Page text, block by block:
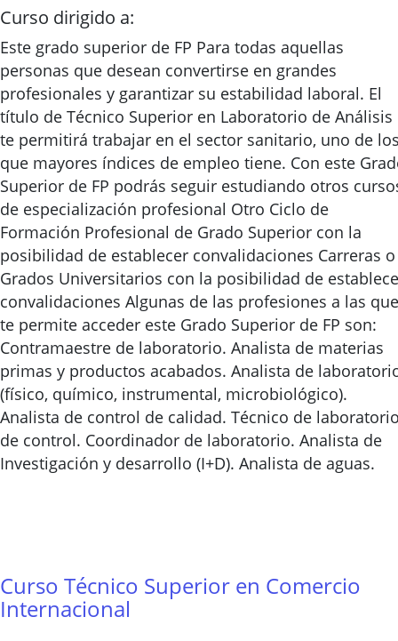
Curso dirigido a:
Este grado superior de FP Para todas aquellas
personas que desean convertirse en grandes
profesionales y garantizar su estabilidad laboral. El
título de Técnico Superior en Laboratorio de Análisis
te permitirá trabajar en el sector sanitario, uno de
que mayores índices de empleo tiene. Con este
Superior de FP podrás seguir estudiando otros
de especialización profesional Otro Ciclo de
Formación Profesional de Grado Superior con la
posibilidad de establecer convalidaciones Carreras o
Grados Universitarios con la posibilidad de
convalidaciones Algunas de las profesiones a las que
te permite acceder este Grado Superior de FP son:
Contramaestre de laboratorio. Analista de materias
primas y productos acabados. Analista de
(físico, químico, instrumental, microbiológico).
Analista de control de calidad. Técnico de
de control. Coordinador de laboratorio. Analista de
Investigación y desarrollo (I+D). Analista de aguas.
Curso Técnico Superior en Comercio
Internacional